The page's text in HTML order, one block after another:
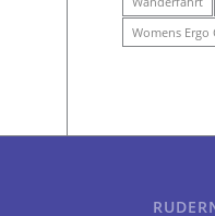
Womens Ergo